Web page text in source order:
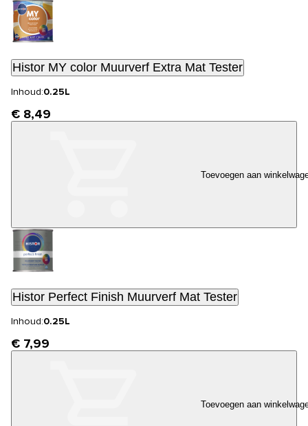
Histor MY color Muurverf Extra Mat Tester
Inhoud:0.25L
€ 8,49
Toevoegen aan
Histor Perfect Finish Muurverf Mat Tester
Inhoud:0.25L
€ 7,99
Toevoegen aan